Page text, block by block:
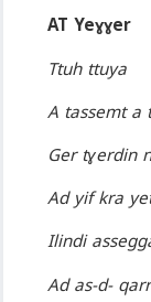
AT Yeɣɣer
Ttuh ttuya
A tassemt a
Ger tɣerdin
Ad yif kra
Ilindi
Ad as-d-